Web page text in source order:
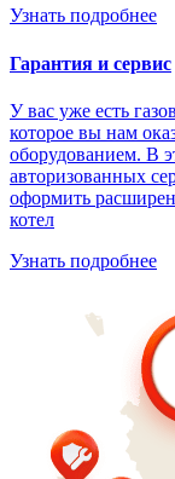
Узнать подробнее
Гарантия и сервис
У вас уже есть
которое вы нам
оборудованием. В
авторизованных
оформить
котел
Узнать подробнее